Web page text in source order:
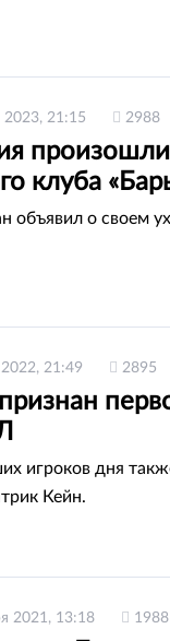
21:15 2988
произошли
клуба
объявил о своем
21:49 2895
игроков дня
Кейн.
2021, 13:18 1988